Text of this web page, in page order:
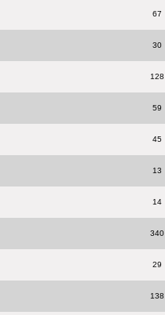
67
30
128
59
45
13
14
340
29
138